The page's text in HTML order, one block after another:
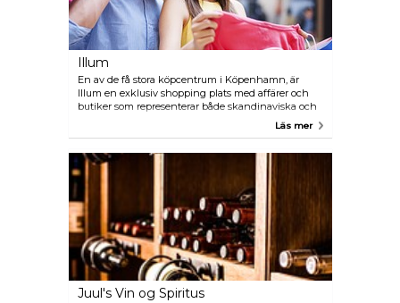
Illum
En av de få stora köpcentrum i Köpenhamn, är
Illum en exklusiv shopping plats med affärer och
butiker som representerar både skandinaviska och
livsmedelsbutik i källaren som ryktas att erbjuda ett
Läs mer
Juul's Vin og Spiritus